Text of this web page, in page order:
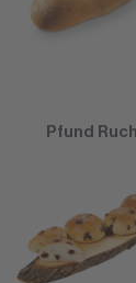
Pfund Ruch